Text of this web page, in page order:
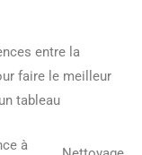
entre la
faire le meilleur
tableau
à